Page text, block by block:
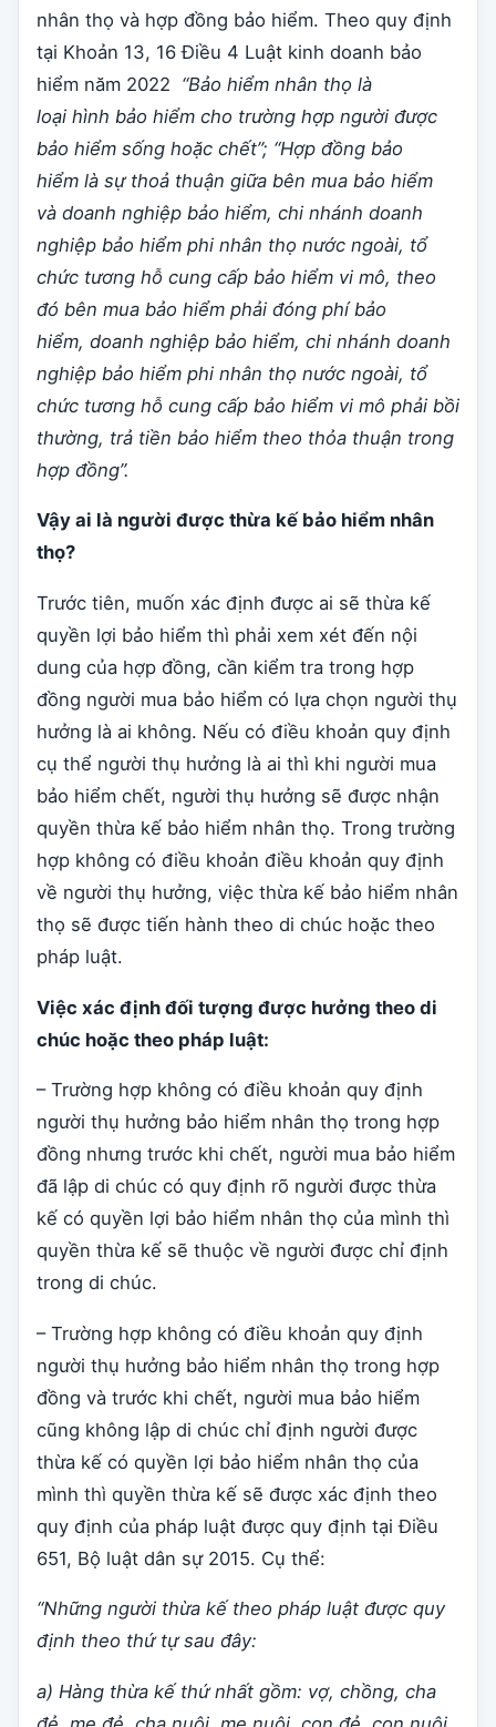
nhân thọ và hợp đồng bảo hiểm. Theo quy định
tại Khoản 13, 16 Điều 4 Luật kinh doanh bảo
hiểm năm 2022 “Bảo hiểm nhân thọ là
loại hình bảo hiểm cho trường hợp người được
bảo hiểm sống hoặc chết”; “Hợp đồng bảo
hiểm là sự thoả thuận giữa bên mua bảo hiểm
và doanh nghiệp bảo hiểm, chi nhánh doanh
nghiệp bảo hiểm phi nhân thọ nước ngoài, tổ
chức tương hỗ cung cấp bảo hiểm vi mô, theo
đó bên mua bảo hiểm phải đóng phí bảo
hiểm, doanh nghiệp bảo hiểm, chi nhánh doanh
nghiệp bảo hiểm phi nhân thọ nước ngoài, tổ
chức tương hỗ cung cấp bảo hiểm vi mô phải bồi
thường, trả tiền bảo hiểm theo thỏa thuận trong
hợp đồng”.
Vậy ai là người được thừa kế bảo hiểm nhân
thọ?
Trước tiên, muốn xác định được ai sẽ thừa kế
quyền lợi bảo hiểm thì phải xem xét đến nội
dung của hợp đồng, cần kiểm tra trong hợp
đồng người mua bảo hiểm có lựa chọn người thụ
hưởng là ai không. Nếu có điều khoản quy định
cụ thể người thụ hưởng là ai thì khi người mua
bảo hiểm chết, người thụ hưởng sẽ được nhận
quyền thừa kế bảo hiểm nhân thọ. Trong trường
hợp không có điều khoản điều khoản quy định
về người thụ hưởng, việc thừa kế bảo hiểm nhân
thọ sẽ được tiến hành theo di chúc hoặc theo
pháp luật.
Việc xác định đối tượng được hưởng theo di
chúc hoặc theo pháp luật:
– Trường hợp không có điều khoản quy định
người thụ hưởng bảo hiểm nhân thọ trong hợp
đồng nhưng trước khi chết, người mua bảo hiểm
đã lập di chúc có quy định rõ người được thừa
kế có quyền lợi bảo hiểm nhân thọ của mình thì
quyền thừa kế sẽ thuộc về người được chỉ định
trong di chúc.
– Trường hợp không có điều khoản quy định
người thụ hưởng bảo hiểm nhân thọ trong hợp
đồng và trước khi chết, người mua bảo hiểm
cũng không lập di chúc chỉ định người được
thừa kế có quyền lợi bảo hiểm nhân thọ của
mình thì quyền thừa kế sẽ được xác định theo
quy định của pháp luật được quy định tại Điều
651, Bộ luật dân sự 2015. Cụ thể:
“Những người thừa kế theo pháp luật được quy
định theo thứ tự sau đây:
a) Hàng thừa kế thứ nhất gồm: vợ, chồng, cha